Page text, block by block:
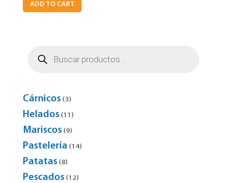
ADD TO CART
productos
Cárnicos 33
Helados 11 11
Mariscos 99
Pastelería 1414
Patatas 88
Pescados 1212